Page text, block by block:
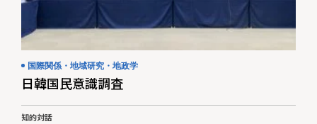
国際関係・地域研究・地政学
日韓国民意識調査
知的対話